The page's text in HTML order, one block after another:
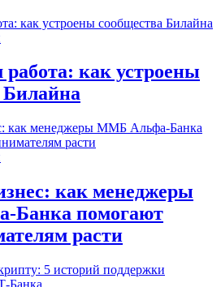
как устроены
Билайна
как менеджеры
помогают
расти